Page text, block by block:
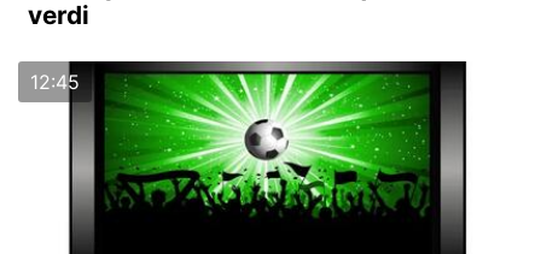
verdi
12:45